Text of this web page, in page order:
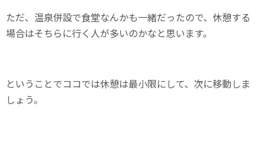
ただ、温泉併設で食堂なんかも一緒だったので、休憩する
場合はそちらに行く人が多いのかなと思います。
ということでココでは休憩は最小限にして、次に移動しま
しょう。